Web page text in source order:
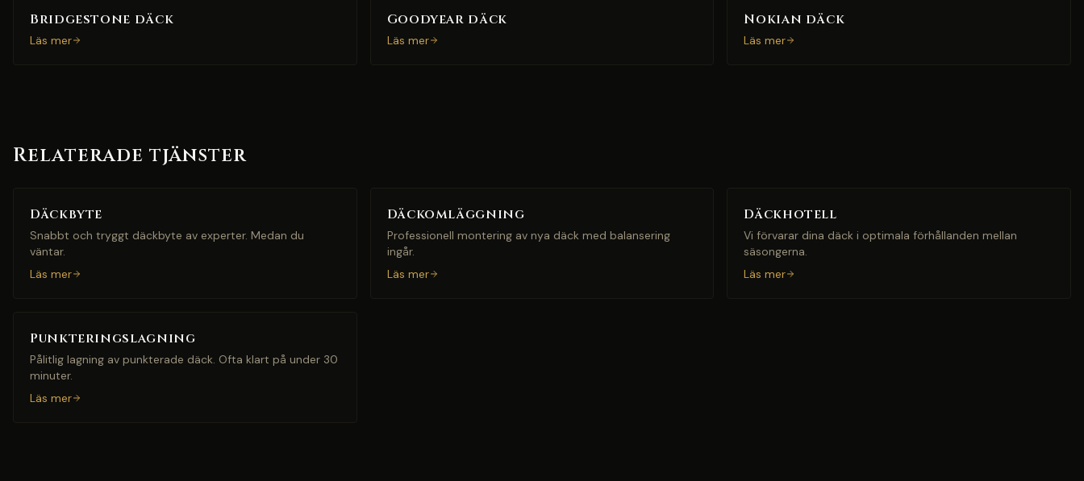
Bridgestone däck
Läs mer
Goodyear däck
Läs mer
Nokian däck
Läs mer
Relaterade tjänster
Däckbyte
Snabbt och tryggt däckbyte av experter. Medan du
väntar.
Läs mer
Däckomläggning
Professionell montering av nya däck med balansering
ingår.
Läs mer
Däckhotell
Vi förvarar dina däck i optimala förhållanden mellan
säsongerna.
Läs mer
Punkteringslagning
Pålitlig lagning av punkterade däck. Ofta klart på under 30
minuter.
Läs mer